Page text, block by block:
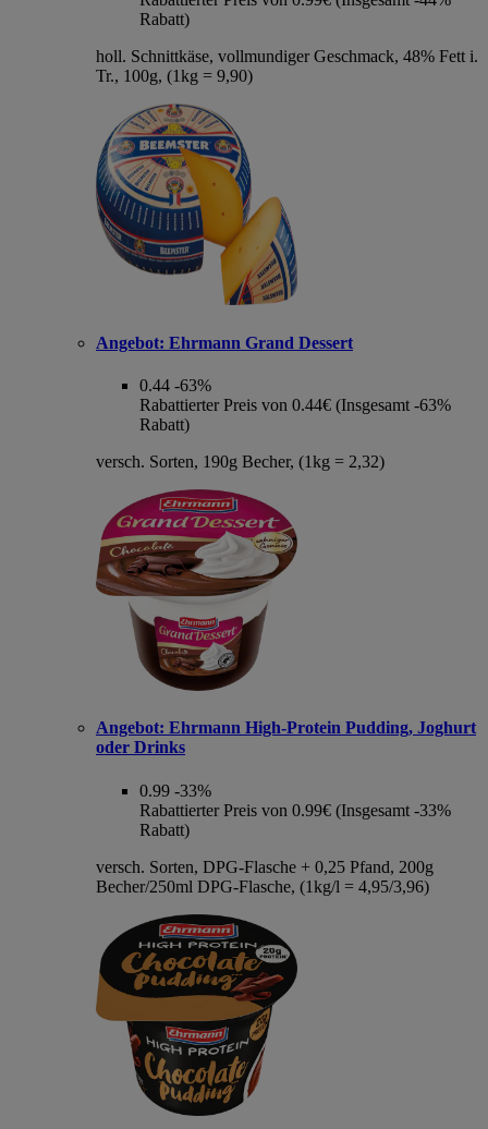
Rabatt)
holl. Schnittkäse, vollmundiger Geschmack, 48% Fett i.
Tr., 100g, (1kg = 9,90)
Angebot: Ehrmann Grand Dessert
0.44 -63%
Rabattierter Preis von 0.44€ (Insgesamt -63%
Rabatt)
versch. Sorten, 190g Becher, (1kg = 2,32)
Angebot: Ehrmann High-Protein Pudding, Joghurt
oder Drinks
0.99 -33%
Rabattierter Preis von 0.99€ (Insgesamt -33%
Rabatt)
versch. Sorten, DPG-Flasche + 0,25 Pfand, 200g
Becher/250ml DPG-Flasche, (1kg/l = 4,95/3,96)